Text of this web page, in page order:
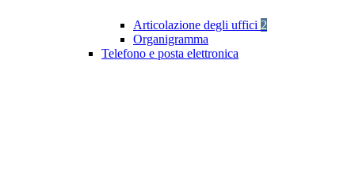
Articolazione degli uffici 2
Organigramma
Telefono e posta elettronica